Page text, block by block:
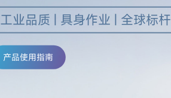
工业品质 | 具身作业 | 全球标杆
产品使用指南